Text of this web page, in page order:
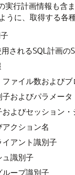
実行計画情報も含
うに、取得する各
されるSQL計画
ァイル数およびブ
およびパラメータ
よびセッション
クション名
アント識別子
識別子
ープ識別子